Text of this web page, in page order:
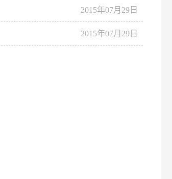
2015年07月29日
2015年07月29日